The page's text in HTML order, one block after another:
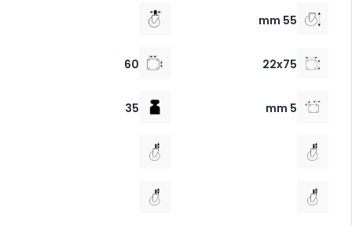
55 mm
22x75
60
5 mm
35